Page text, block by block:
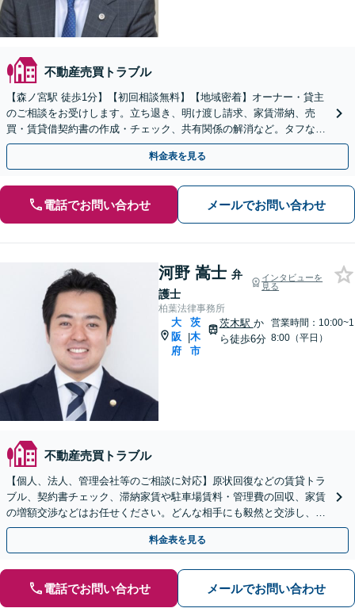
不動産売買トラブル
【森ノ宮駅 徒歩1分】【初回相談無料】【地域密着】オーナー・貸主
のご相談をお受けします。立ち退き、明け渡し請求、家賃滞納、売
買・賃貸借契約書の作成・チェック、共有関係の解消など。タフな交
渉・訴訟はお任せください。【他士業連携】
料金表を見る
電話でお問い合わせ メールでお問い合わせ
河野 嵩士 弁
護士
インタビューを
見る
柏葉法律事務所
大
阪
府
|
茨
木
市
茨木駅 か
ら徒歩6分
営業時間：10:00~1
8:00（平日）
不動産売買トラブル
【個人、法人、管理会社等のご相談に対応】原状回復などの賃貸トラ
ブル、契約書チェック、滞納家賃や駐車場賃料・管理費の回収、家賃
の増額交渉などはお任せください。どんな相手にも毅然と交渉し、迅
速かつ円満な解決を目指します【夜間／休日相談対応可】
料金表を見る
電話でお問い合わせ メールでお問い合わせ